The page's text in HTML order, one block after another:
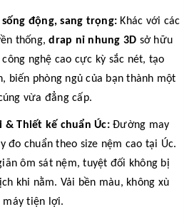
động, sang trọng: Khác với các
thống,drap nỉ nhung 3D sở hữu
nghệ cao cực kỳ sắc nét, tạo
biến phòng ngủ của bạn thành một
vừa đẳng cấp.
Thiết kế chuẩn Úc:Đường may
đo chuẩn theo size nệm cao tại Úc.
ôm sát nệm, tuyệt đối không bị
khi nằm. Vải bền màu, không xù
máy tiện lợi.